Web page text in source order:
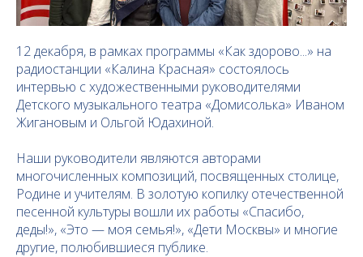
12 декабря, в рамках программы «Как здорово...» на
радиостанции «Калина Красная» состоялось
интервью с художественными руководителями
Детского музыкального театра «Домисолька» Иваном
Жигановым и Ольгой Юдахиной.
Наши руководители являются авторами
многочисленных композиций, посвященных столице,
Родине и учителям. В золотую копилку отечественной
песенной культуры вошли их работы «Спасибо,
деды!», «Это — моя семья!», «Дети Москвы» и многие
другие, полюбившиеся публике.